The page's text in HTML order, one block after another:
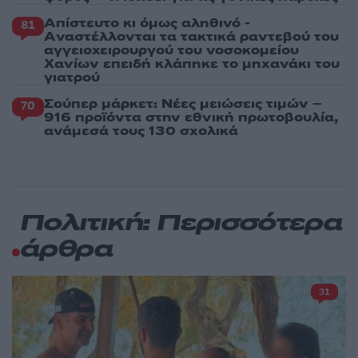
81 Απίστευτο κι όμως αληθινό -
Aναστέλλονται τα τακτικά ραντεβού του
αγγειοχειρουργού του νοσοκομείου
Χανίων επειδή κλάπηκε το μηχανάκι του
γιατρού
70 Σούπερ μάρκετ: Νέες μειώσεις τιμών –
916 προϊόντα στην εθνική πρωτοβουλία,
ανάμεσά τους 130 σχολικά
Πολιτική: Περισσότερα
άρθρα
31